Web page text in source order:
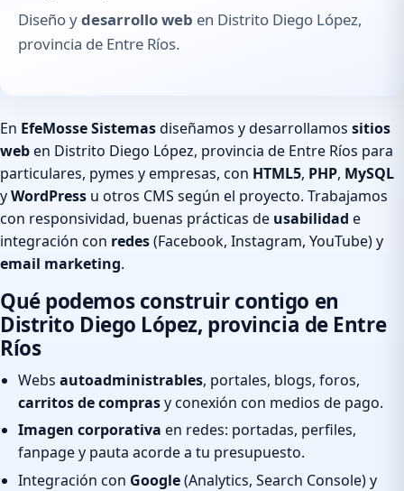
Diseño ydesarrollo web en Distrito Diego López,
provincia de Entre Ríos.
En EfeMosse Sistemasdiseñamos y desarrollamos sitios
weben Distrito Diego López, provincia de Entre Ríos para
particulares, pymes y empresas, con HTML5, PHP, MySQL
yWordPress u otros CMS según el proyecto. Trabajamos
con responsividad, buenas prácticas de usabilidad e
integración con redes(Facebook, Instagram, YouTube) y
email marketing.
Qué podemos construir contigo en
Distrito Diego López, provincia de Entre
Ríos
Webs autoadministrables, portales, blogs, foros,
carritos de comprasy conexión con medios de pago.
Imagen corporativa en redes: portadas, perfiles,
fanpage y pauta acorde a tu presupuesto.
Integración con Google(Analytics, Search Console) y